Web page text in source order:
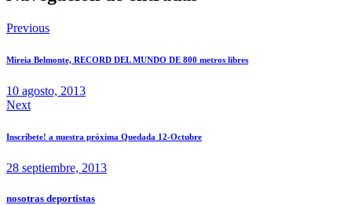
Previous
Mireia Belmonte, RECORD DEL MUNDO DE 800 metros libres
10 agosto, 2013
Next
Inscríbete! a nuestra próxima Quedada 12-Octubre
28 septiembre, 2013
nosotras deportistas